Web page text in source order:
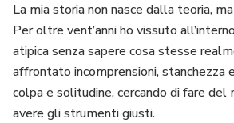
La mia storia non nasce dalla teoria,
Per oltre vent’anni ho vissuto
atipica senza sapere cosa stesse
affrontato incomprensioni, stanchezza
colpa e solitudine, cercando di fare del
avere gli strumenti giusti.